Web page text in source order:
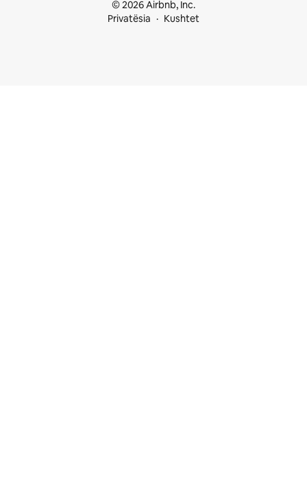
© 2026 Airbnb, Inc.
Privatësia
Kushtet